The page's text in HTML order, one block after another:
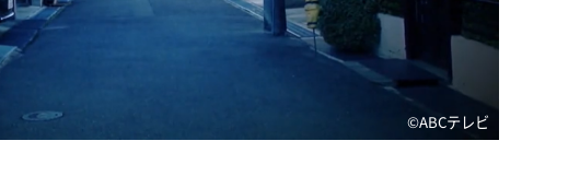
©️ABCテレビ